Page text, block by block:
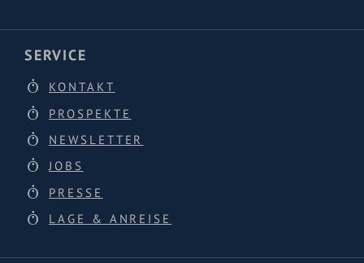
SERVICE
KONTAKT
PROSPEKTE
NEWSLETTER
JOBS
PRESSE
LAGE & ANREISE